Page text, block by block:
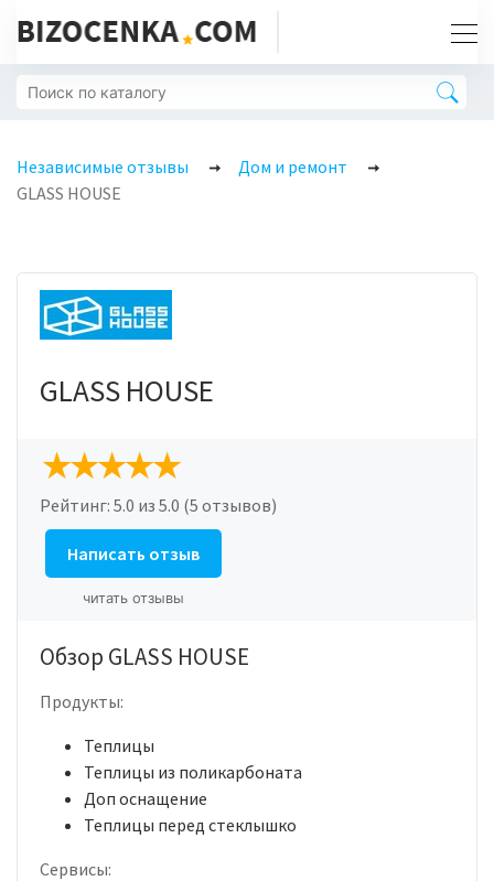
Независимые отзывы
Дом и ремонт
GLASS HOUSE
GLASS HOUSE
Рейтинг: 5.0 из 5.0 (5 отзывов)
Написать отзыв
читать отзывы
Обзор GLASS HOUSE
Продукты:
Теплицы
Теплицы из поликарбоната
Доп оснащение
Теплицы перед стеклышко
Сервисы: